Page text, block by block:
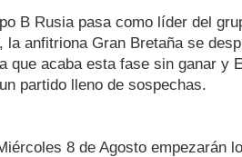
B Rusia pasa como líder del
la anfitriona Gran Bretaña se
que acaba esta fase sin ganar y
partido lleno de sospechas.
8 de Agosto empezarán